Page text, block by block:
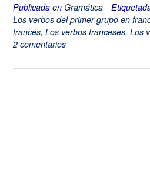
Publicada en Gramática
Los verbos del primer grupo en
francés, Los verbos franceses, Los
2 comentarios